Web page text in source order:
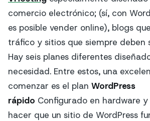
comercio electrónico; (sí, con
es posible vender online), blogs
tráfico y sitios que siempre deben
Hay seis planes diferentes
necesidad. Entre estos, una
comenzar es el plan WordPress
rápido Configurado en hardware
hacer que un sitio de WordPress